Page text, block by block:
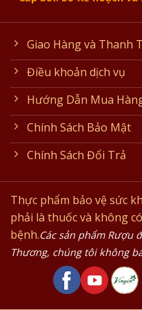
Giao Hàng và Thanh
Điều khoản dịch vụ
Hướng Dẫn Mua
Chính Sách Bảo Mật
Chính Sách Đổi Trả
Thực phẩm bảo vệ sức
phải là thuốc và không
bệnh.Các sản phẩm Rượu
Thương, chúng tôi không